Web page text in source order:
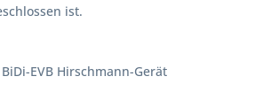
ist.
EVB Hirschmann-Gerät